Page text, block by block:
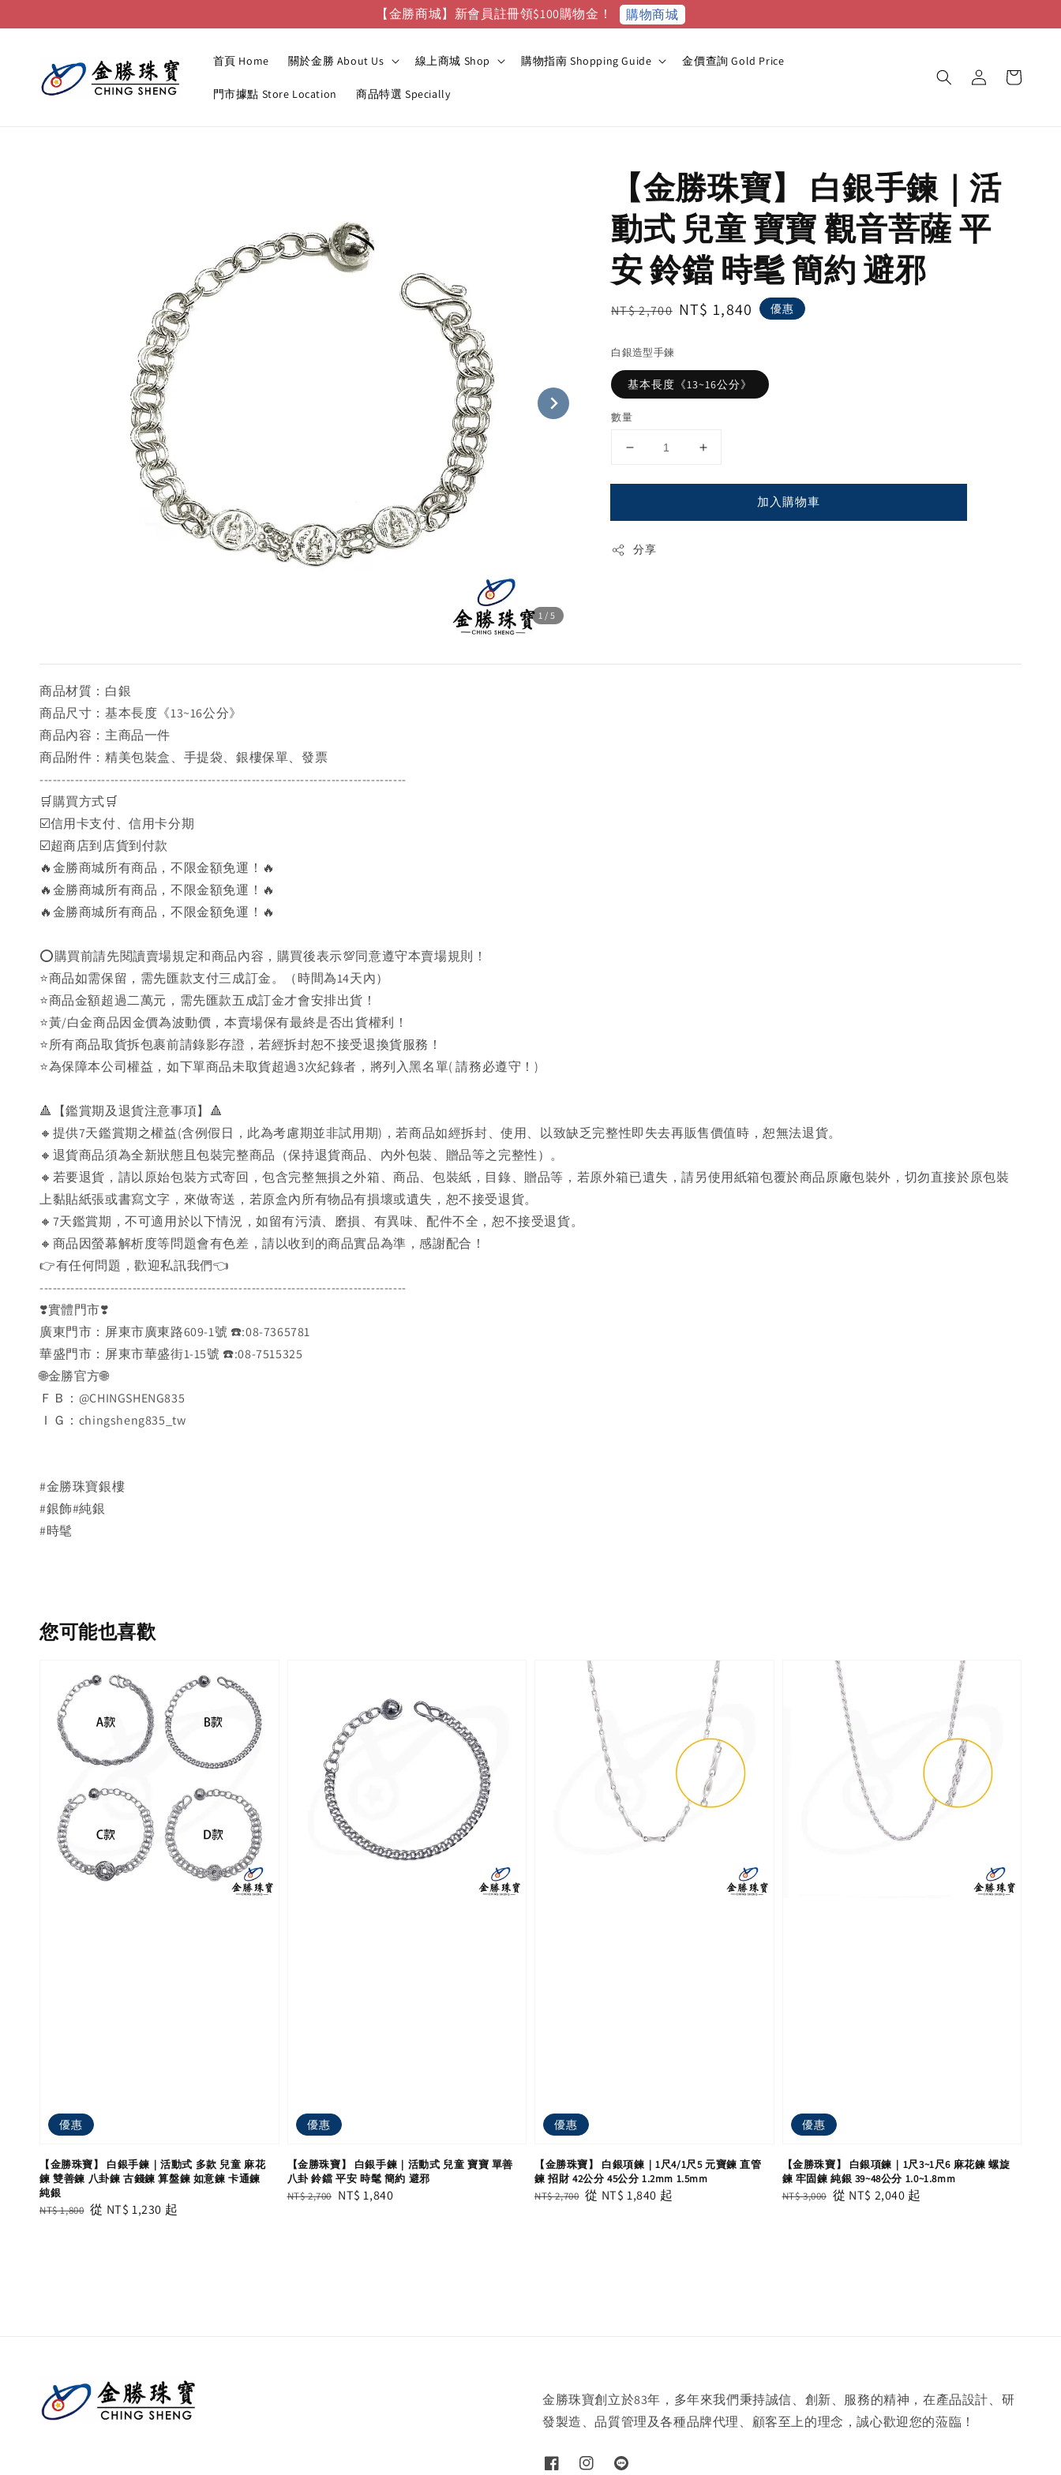
【金勝商城】新會員註冊領$100購物金！ 購物商城
首頁 Home 關於金勝 About Us 線上商城 Shop 購物指南 Shopping Guide 金價查詢 Gold Price
門市據點 Store Location 商品特選 Specially
1 /5
【金勝珠寶】 白銀手鍊｜活
動式 兒童 寶寶 觀音菩薩 平
安 鈴鐺 時髦 簡約 避邪
Regular
NT$ 2,700 Sale
NT$ 1,840 優惠
白銀造型手鍊
基本長度《13~16公分》
數量
加入購物車
分享
商品材質：白銀
商品尺寸：基本長度《13~16公分》
商品內容：主商品一件
商品附件：精美包裝盒、手提袋、銀樓保單、發票
-----------------------------------------------------------------------------------
🛒購買方式🛒
☑️信用卡支付、信用卡分期
☑️超商店到店貨到付款
🔥金勝商城所有商品，不限金額免運！🔥
🔥金勝商城所有商品，不限金額免運！🔥
🔥金勝商城所有商品，不限金額免運！🔥
⭕購買前請先閱讀賣場規定和商品內容，購買後表示💯同意遵守本賣場規則！
⭐商品如需保留，需先匯款支付三成訂金。（時間為14天內）
⭐商品金額超過二萬元，需先匯款五成訂金才會安排出貨！
⭐黃/白金商品因金價為波動價，本賣場保有最終是否出貨權利！
⭐️所有商品取貨拆包裹前請錄影存證，若經拆封恕不接受退換貨服務！
⭐為保障本公司權益，如下單商品未取貨超過3次紀錄者，將列入黑名單( 請務必遵守！)
🔺【鑑賞期及退貨注意事項】🔺
🔸提供7天鑑賞期之權益(含例假日，此為考慮期並非試用期)，若商品如經拆封、使用、以致缺乏完整性即失去再販售價值時，恕無法退貨。
🔸退貨商品須為全新狀態且包裝完整商品（保持退貨商品、內外包裝、贈品等之完整性）。
🔸若要退貨，請以原始包裝方式寄回，包含完整無損之外箱、商品、包裝紙，目錄、贈品等，若原外箱已遺失，請另使用紙箱包覆於商品原廠包裝外，切勿直接於原包裝
上黏貼紙張或書寫文字，來做寄送，若原盒內所有物品有損壞或遺失，恕不接受退貨。
🔸7天鑑賞期，不可適用於以下情況，如留有污漬、磨損、有異味、配件不全，恕不接受退貨。
🔸商品因螢幕解析度等問題會有色差，請以收到的商品實品為準，感謝配合！
👉️有任何問題，歡迎私訊我們👈️
-----------------------------------------------------------------------------------
❣️實體門市❣️
廣東門市：屏東市廣東路609-1號 ☎️:08-7365781
華盛門市：屏東市華盛街1-15號 ☎️:08-7515325
🌐金勝官方🌐
ＦＢ：@CHINGSHENG835
ＩＧ：chingsheng835_tw
#金勝珠寶銀樓
#銀飾#純銀
#時髦
您可能也喜歡
優惠
【金勝珠寶】 白銀手鍊｜活動式 多款 兒童 麻花
鍊 雙善鍊 八卦鍊 古錢鍊 算盤鍊 如意鍊 卡通鍊
純銀
Regular
NT$ 1,800 Sale
從 NT$ 1,230 起
優惠
【金勝珠寶】 白銀手鍊｜活動式 兒童 寶寶 單善
八卦 鈴鐺 平安 時髦 簡約 避邪
Regular
NT$ 2,700 Sale
NT$ 1,840
優惠
【金勝珠寶】 白銀項鍊｜1尺4/1尺5 元寶鍊 直管
鍊 招財 42公分 45公分 1.2mm 1.5mm
Regular
NT$ 2,700 Sale
從 NT$ 1,840 起
優惠
【金勝珠寶】 白銀項鍊｜1尺3~1尺6 麻花鍊 螺旋
鍊 牢固鍊 純銀 39~48公分 1.0~1.8mm
Regular
NT$ 3,000 Sale
從 NT$ 2,040 起
金勝珠寶創立於83年，多年來我們秉持誠信、創新、服務的精神，在產品設計、研
發製造、品質管理及各種品牌代理、顧客至上的理念，誠心歡迎您的蒞臨！